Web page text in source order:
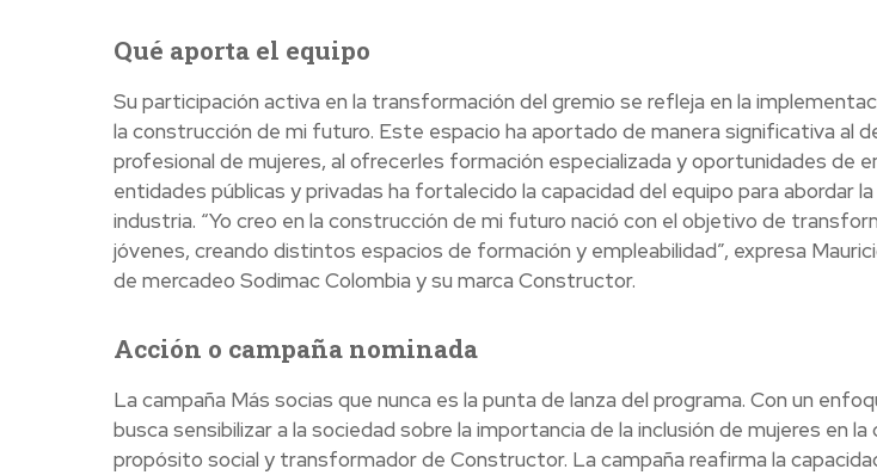
Qué aporta el equipo
Su participación activa en la transformación del gremio se refleja en la
la construcción de mi futuro. Este espacio ha aportado de manera significativa al
profesional de mujeres, al ofrecerles formación especializada y oportunidades de
entidades públicas y privadas ha fortalecido la capacidad del equipo para abordar
industria. “Yo creo en la construcción de mi futuro nació con el objetivo de
jóvenes, creando distintos espacios de formación y empleabilidad”, expresa
de mercadeo Sodimac Colombia y su marca Constructor.
Acción o campaña nominada
La campaña Más socias que nunca es la punta de lanza del programa. Con un
busca sensibilizar a la sociedad sobre la importancia de la inclusión de mujeres en
propósito social y transformador de Constructor. La campaña reafirma la